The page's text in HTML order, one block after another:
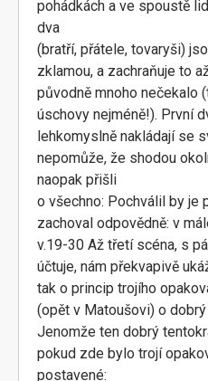
pohádkách a ve spoustě
dva
(bratří, přátele, tovaryši)
zklamou, a zachraňuje to
původně mnoho nečekalo
úschovy nejméně!). První
lehkomyslně nakládají se
nepomůže, že shodou
naopak přišli
o všechno: Pochválil by je
zachoval odpovědně: v
v.19-30 Až třetí scéna, s
účtuje, nám překvapivě
tak o princip trojího
(opět v Matoušovi) o
Jenomže ten dobrý
pokud zde bylo trojí
postavené: